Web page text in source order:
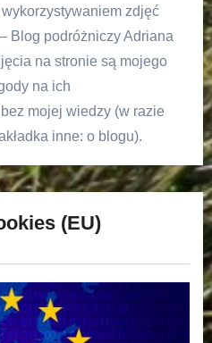
zdjęć
Blog podróżniczy Adriana
na stronie są mojego
na ich
mojej wiedzy (w razie
inne: o blogu).
(EU)